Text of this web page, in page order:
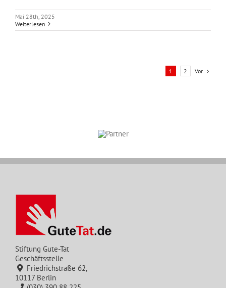
Mai 28th, 2025
Weiterlesen
1 2 Vor
Stiftung Gute-Tat
Geschäftsstelle
Friedrichstraße 62,
10117 Berlin